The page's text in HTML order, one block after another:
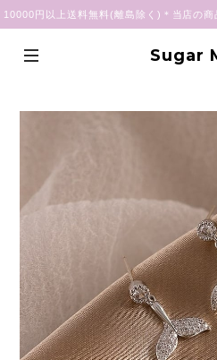
10000円以上送料無料(離島除く)＊当店の
Sugar